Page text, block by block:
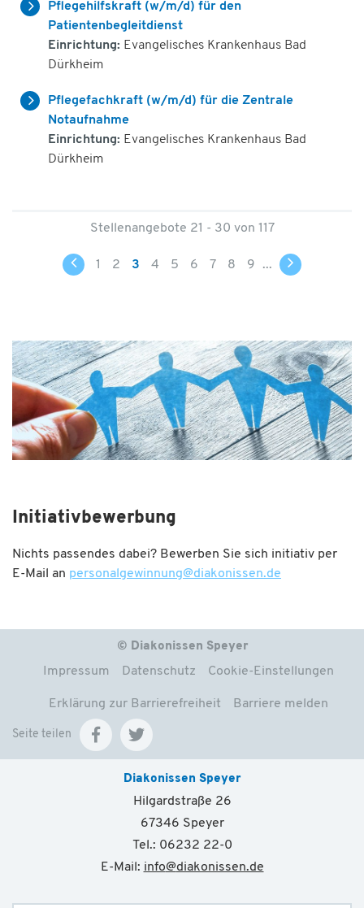
Pflegehilfskraft (w/m/d) für den
Patientenbegleitdienst
Einrichtung: Evangelisches Krankenhaus Bad
Dürkheim
Pflegefachkraft (w/m/d) für die Zentrale
Notaufnahme
Einrichtung: Evangelisches Krankenhaus Bad
Dürkheim
Stellenangebote 21 - 30 von 117
1 2 3 4 5 6 7 8 9 ...
Initiativbewerbung
Nichts passendes dabei? Bewerben Sie sich initiativ per
E-Mail an personalgewinnung@diakonissen.de
© Diakonissen Speyer
Impressum Datenschutz Cookie-Einstellungen
Erklärung zur Barrierefreiheit Barriere melden
Seite teilen
Diakonissen Speyer
Hilgardstraße 26
67346 Speyer
Tel.: 06232 22-0
E-Mail: info@diakonissen.de